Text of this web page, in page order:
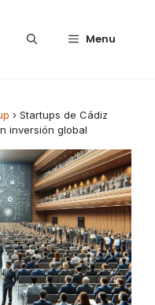
Menu
› Startups de Cádiz
inversión global